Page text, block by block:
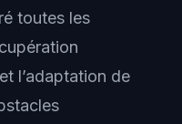
toutes les
l’adaptation de